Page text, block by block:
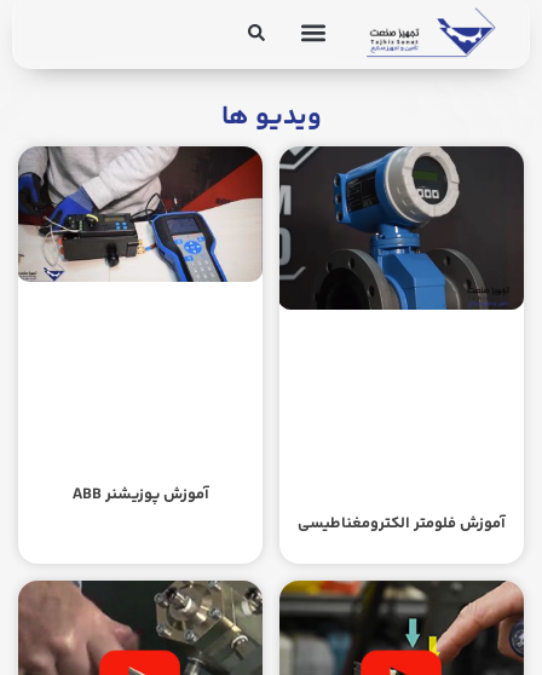
ویدیو ها
آموزش فلومتر الکترومغناطیسی
آموزش پوزیشنر ABB